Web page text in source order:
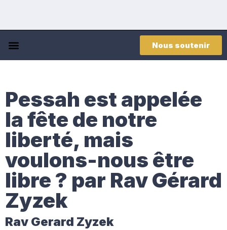
Nous soutenir
Pessah est appelée
la fête de notre
liberté, mais
voulons-nous être
libre ? par Rav Gérard
Zyzek
Rav Gerard Zyzek